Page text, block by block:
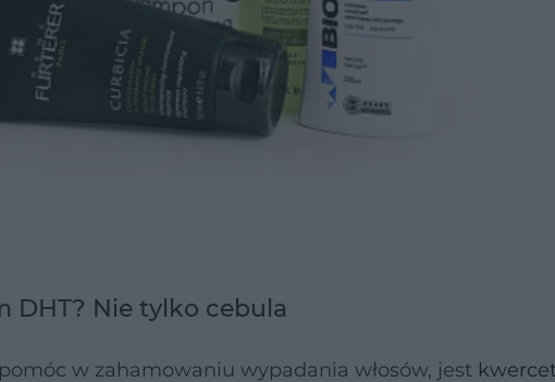
DHT? Nie tylko cebula
w zahamowaniu wypadania włosów, jest